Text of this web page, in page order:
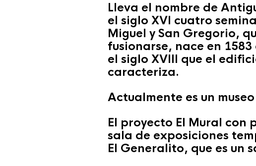
Lleva el nombre de
el siglo XVI cuatro
Miguel y San Gregorio,
fusionarse, nace en
el siglo XVIII que el
caracteriza.
Actualmente es un
El proyecto El Mural con
sala de exposiciones
El Generalito, que es un